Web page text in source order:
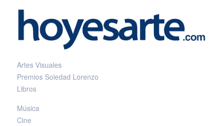
Artes Visuales
Premios Soledad Lorenzo
Libros
Música
Cine